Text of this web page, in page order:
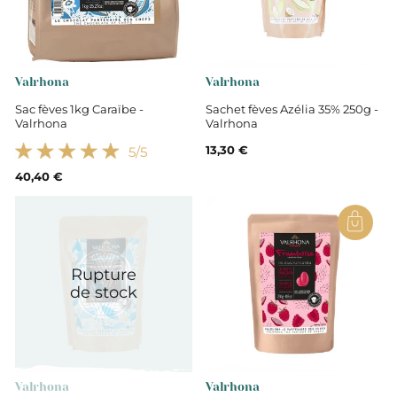
Drôme
Chocolat à pâtisser
Valrhona
Sac fèves 1kg Caraïbe -
Valrhona
5/5
40,40 €
Valrhona
Sachet fèves Azélia 35% 250g -
Valrhona
13,30 €
Rupture
de stock
Valrhona Valrhona